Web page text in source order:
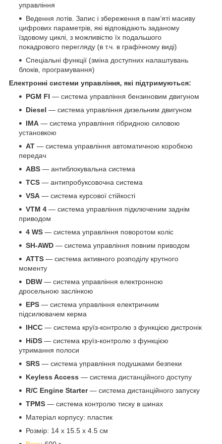
управління
Ведення лотів. Запис і збереження в пам’яті масиву
цифрових параметрів, які відповідають заданому
їздовому циклі, з можливістю їх подальшого
покадрового перегляду (в т.ч. в графічному виді)
Спеціальні функції (зміна доступних налаштувань
блоків, програмування)
Електронні системи управління, які підтримуються:
PGM FI — система управління бензиновим двигуном
Diesel — система управління дизельним двигуном
IMA — система управління гібридною силовою
установкою
AT — система управління автоматичною коробкою
передач
ABS — антиблокувальна система
TCS — антипробуксовочна система
VSA — система курсової стійкості
VTM 4 — система управління підключеним заднім
приводом
4 WS — система управління поворотом коліс
SH-AWD — система управління повним приводом
ATTS — система активного розподілу крутного
моменту
DBW — система управління електронною
дросельною заслінкою
EPS — система управління електричним
підсилювачем керма
IHCC — система круїз-контролю з функцією дистронік
HiDS — система круїз-контролю з функцією
утримання полоси
SRS — система управління подушками безпеки
Keyless Access — система дистанційного доступу
R/C Engine Starter— система дистанційного запуску
TPMS — система контролю тиску в шинах
Матеріал корпусу: пластик
Розмір: 14 x 15.5 x 4.5 см